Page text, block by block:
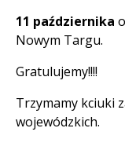
11 października
Nowym Targu.
Gratulujemy!!!!
Trzymamy kciuki
wojewódzkich.